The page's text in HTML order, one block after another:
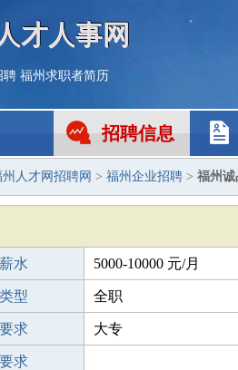
才人事网
聘 福州求职者简历
招聘信息
州人才网招聘网 > 福州企业招聘 > 福州
水 5000-10000 元/月
型 全职
求 大专
求